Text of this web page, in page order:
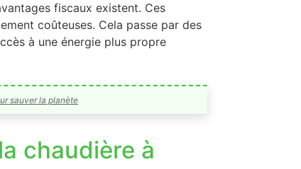
fiscaux existent. Ces
coûteuses. Cela passe par des
à une énergie plus propre
sauver la planète
chaudière à